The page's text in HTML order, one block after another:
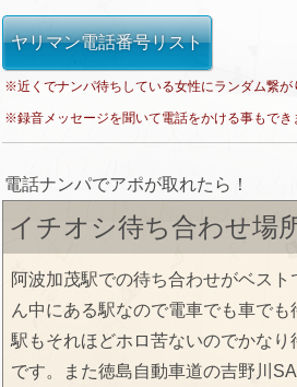
ヤリマン電話番号リスト
※近くでナンパ待ちしている女性にランダム繋が
※録音メッセージを聞いて電話をかける事もでき
電話ナンパでアポが取れたら！
イチオシ待ち合わせ場
阿波加茂駅での待ち合わせがベス
ん中にある駅なので電車でも車でも
駅もそれほどホロ苦ないのでかなり
です。また徳島自動車道の吉野川